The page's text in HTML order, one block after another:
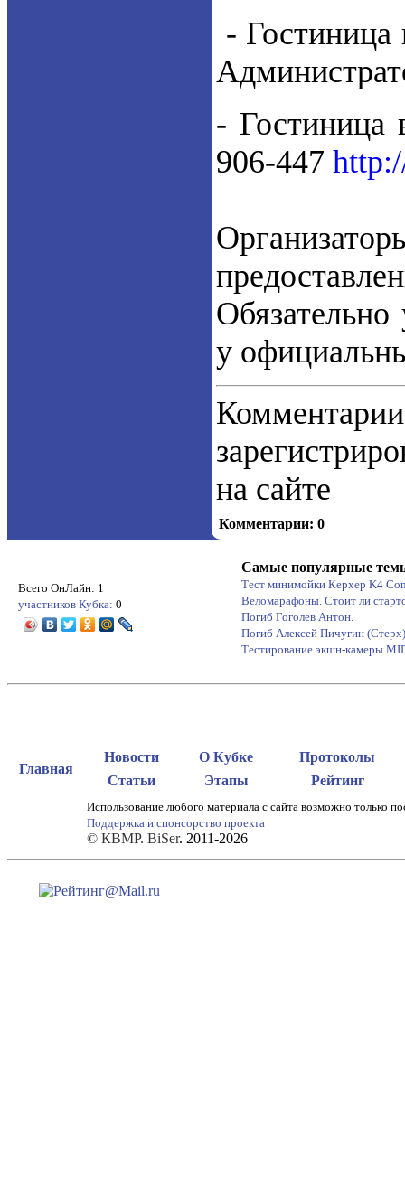
-
- Гостиница
906-447
у
на сайте
Комментарии: 0
Всего ОнЛайн: 1
участников Кубка: 0
Самые популярные
Тест минимойки Керхер K4
Веломарафоны. Стоит ли
Погиб Гоголев Антон.
Погиб Алексей Пичугин (Стерх)
Тестирование экшн-камеры
Главная
Новости О Кубке
Протоколы
Статьи
Этапы Рейтинг
Использование любого материала с сайта возможно только
Поддержка и спонсорство проекта
© КВМР. BiSer. 2011-2026